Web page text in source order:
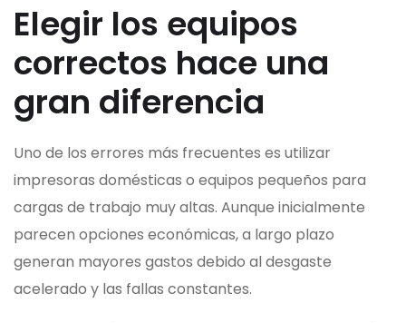
Elegir los equipos
correctos hace una
gran diferencia
Uno de los errores más frecuentes es utilizar
impresoras domésticas o equipos pequeños para
cargas de trabajo muy altas. Aunque inicialmente
parecen opciones económicas, a largo plazo
generan mayores gastos debido al desgaste
acelerado y las fallas constantes.